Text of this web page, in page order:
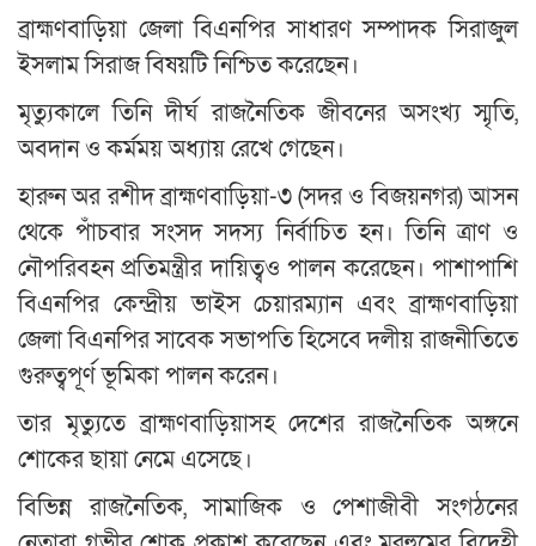
ব্রাহ্মণবাড়িয়া জেলা বিএনপির সাধারণ সম্পাদক সিরাজুল
ইসলাম সিরাজ বিষয়টি নিশ্চিত করেছেন।
মৃত্যুকালে তিনি দীর্ঘ রাজনৈতিক জীবনের অসংখ্য স্মৃতি,
অবদান ও কর্মময় অধ্যায় রেখে গেছেন।
হারুন অর রশীদ ব্রাহ্মণবাড়িয়া-৩ (সদর ও বিজয়নগর) আসন
থেকে পাঁচবার সংসদ সদস্য নির্বাচিত হন। তিনি ত্রাণ ও
নৌপরিবহন প্রতিমন্ত্রীর দায়িত্বও পালন করেছেন। পাশাপাশি
বিএনপির কেন্দ্রীয় ভাইস চেয়ারম্যান এবং ব্রাহ্মণবাড়িয়া
জেলা বিএনপির সাবেক সভাপতি হিসেবে দলীয় রাজনীতিতে
গুরুত্বপূর্ণ ভূমিকা পালন করেন।
তার মৃত্যুতে ব্রাহ্মণবাড়িয়াসহ দেশের রাজনৈতিক অঙ্গনে
শোকের ছায়া নেমে এসেছে।
বিভিন্ন রাজনৈতিক, সামাজিক ও পেশাজীবী সংগঠনের